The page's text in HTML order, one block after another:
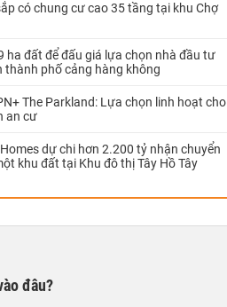
có chung cư cao 35 tầng tại khu Chợ
ha đất để đấu giá lựa chọn nhà đầu tư
thành phố cảng hàng không
The Parkland: Lựa chọn linh hoạt cho
an cư
dự chi hơn 2.200 tỷ nhận chuyển
khu đất tại Khu đô thị Tây Hồ Tây
đâu?